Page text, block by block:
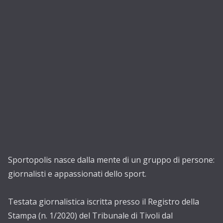
Sportopolis nasce dalla mente di un gruppo di persone:
giornalisti e appassionati dello sport.
Testata giornalistica iscritta presso il Registro della
Stampa (n. 1/2020) del Tribunale di Tivoli dal